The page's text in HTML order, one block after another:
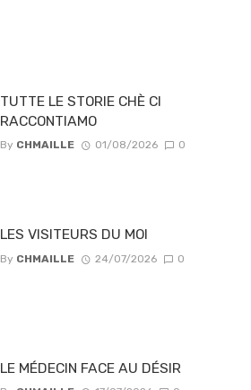
TUTTE LE STORIE CHÈ CI
RACCONTIAMO
By CHMAILLE 01/08/2026 0
LES VISITEURS DU MOI
By CHMAILLE 24/07/2026 0
LE MÉDECIN FACE AU DÉSIR